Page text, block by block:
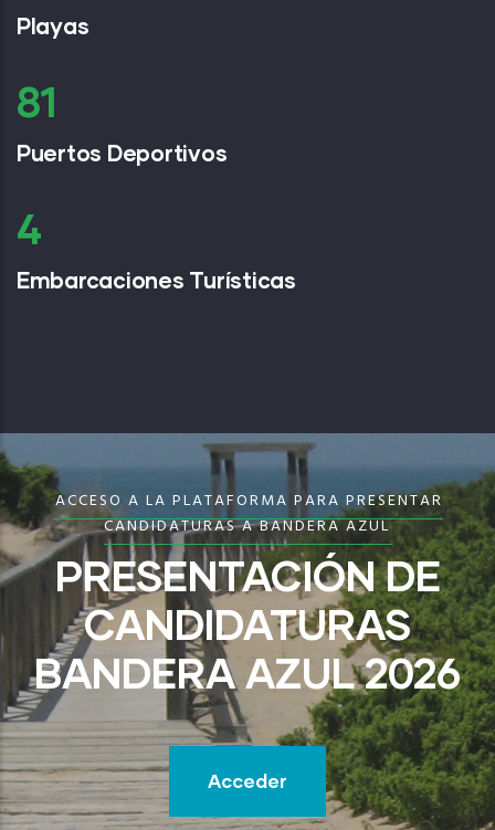
Playas
109
Puertos Deportivos
6
Embarcaciones Turísticas
ACCESO A LA PLATAFORMA PARA PRESENTAR
CANDIDATURAS A BANDERA AZUL
PRESENTACIÓN DE
CANDIDATURAS
BANDERA AZUL 2026
Acceder